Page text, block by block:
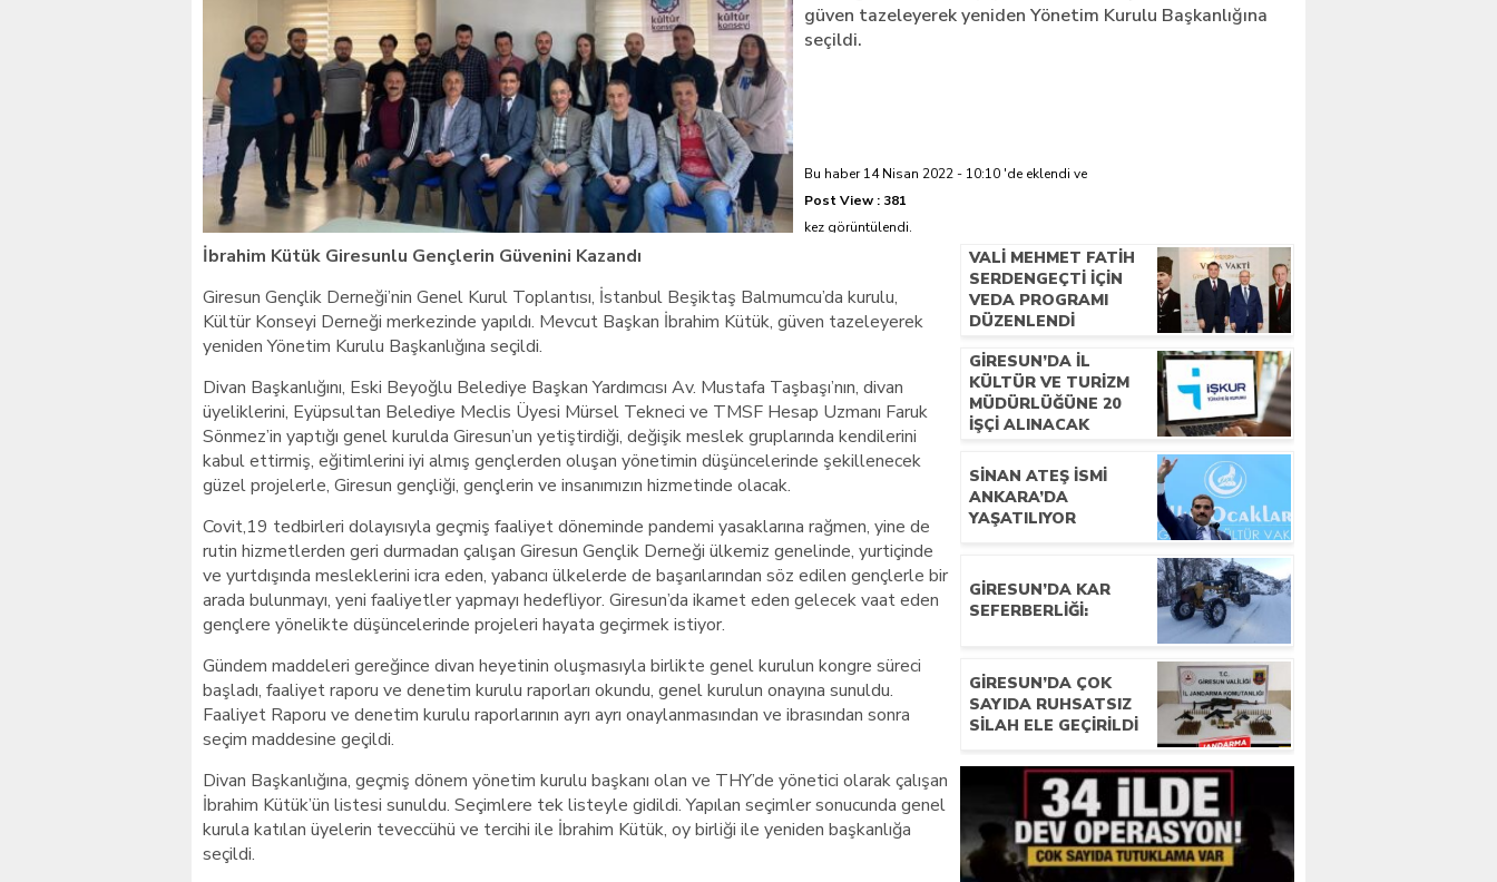
Giresunlu sürücü Orhangazi’de hayatını kaybetti
güven tazeleyerek yeniden Yönetim Kurulu Başkanlığına
seçildi.
Bu haber 14 Nisan 2022 - 10:10 'de eklendi ve
Post View : 381
kez görüntülendi.
İbrahim Kütük Giresunlu Gençlerin Güvenini Kazandı
Giresun Gençlik Derneği’nin Genel Kurul Toplantısı, İstanbul Beşiktaş Balmumcu’da kurulu,
Kültür Konseyi Derneği merkezinde yapıldı. Mevcut Başkan İbrahim Kütük, güven tazeleyerek
yeniden Yönetim Kurulu Başkanlığına seçildi.
Divan Başkanlığını, Eski Beyoğlu Belediye Başkan Yardımcısı Av. Mustafa Taşbaşı’nın, divan
üyeliklerini, Eyüpsultan Belediye Meclis Üyesi Mürsel Tekneci ve TMSF Hesap Uzmanı Faruk
Sönmez’in yaptığı genel kurulda Giresun’un yetiştirdiği, değişik meslek gruplarında kendilerini
kabul ettirmiş, eğitimlerini iyi almış gençlerden oluşan yönetimin düşüncelerinde şekillenecek
güzel projelerle, Giresun gençliği, gençlerin ve insanımızın hizmetinde olacak.
Covit,19 tedbirleri dolayısıyla geçmiş faaliyet döneminde pandemi yasaklarına rağmen, yine de
rutin hizmetlerden geri durmadan çalışan Giresun Gençlik Derneği ülkemiz genelinde, yurtiçinde
ve yurtdışında mesleklerini icra eden, yabancı ülkelerde de başarılarından söz edilen gençlerle bir
arada bulunmayı, yeni faaliyetler yapmayı hedefliyor. Giresun’da ikamet eden gelecek vaat eden
gençlere yönelikte düşüncelerinde projeleri hayata geçirmek istiyor.
Gündem maddeleri gereğince divan heyetinin oluşmasıyla birlikte genel kurulun kongre süreci
başladı, faaliyet raporu ve denetim kurulu raporları okundu, genel kurulun onayına sunuldu.
Faaliyet Raporu ve denetim kurulu raporlarının ayrı ayrı onaylanmasından ve ibrasından sonra
seçim maddesine geçildi.
Divan Başkanlığına, geçmiş dönem yönetim kurulu başkanı olan ve THY’de yönetici olarak çalışan
İbrahim Kütük’ün listesi sunuldu. Seçimlere tek listeyle gidildi. Yapılan seçimler sonucunda genel
kurula katılan üyelerin teveccühü ve tercihi ile İbrahim Kütük, oy birliği ile yeniden başkanlığa
seçildi.
VALI MEHMET FATIH
SERDENGEÇTI İÇIN
VEDA PROGRAMI
DÜZENLENDI
GIRESUN’DA İL
KÜLTÜR VE TURIZM
MÜDÜRLÜĞÜNE 20
İŞÇI ALINACAK
SINAN ATEŞ İSMI
ANKARA’DA
YAŞATILIYOR
GIRESUN’DA KAR
SEFERBERLIĞI:
GIRESUN’DA ÇOK
SAYIDA RUHSATSIZ
SILAH ELE GEÇIRILDI